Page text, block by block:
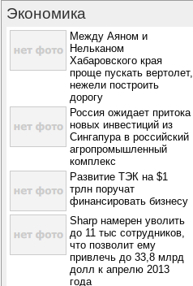
Экономика
Между Аяном и
Нельканом
Хабаровского края
проще пускать вертолет,
нежели построить
дорогу
Россия ожидает притока
новых инвестиций из
Сингапура в российский
агропромышленный
комплекс
Развитие ТЭК на $1
трлн поручат
финансировать бизнесу
Sharp намерен уволить
до 11 тыс сотрудников,
что позволит ему
привлечь до 33,8 млрд
долл к апрелю 2013
года